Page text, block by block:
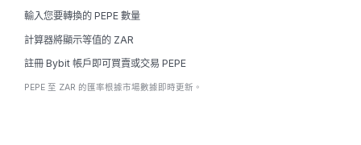
輸入您要轉換的 PEPE 數量
計算器將顯示等值的 ZAR
註冊 Bybit 帳戶即可買賣或交易 PEPE
PEPE 至 ZAR 的匯率根據市場數據即時更新。